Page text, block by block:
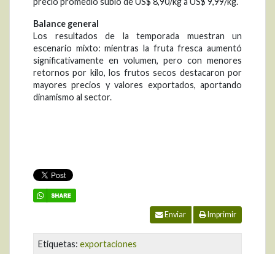
Balance general
Los resultados de la temporada muestran un
escenario mixto: mientras la fruta fresca aumentó
significativamente en volumen, pero con menores
retornos por kilo, los frutos secos destacaron por
mayores precios y valores exportados, aportando
dinamismo al sector.
Enviar Imprimir
Etiquetas: exportaciones